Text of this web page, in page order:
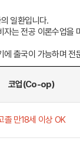
수상 &
브랜드 대상
수상 & 인증
서비스
고객만족
일환입니다.
는 전공 이론수업
출국이 가능하며
코업(Co-op)
졸 만18세 이상 OK